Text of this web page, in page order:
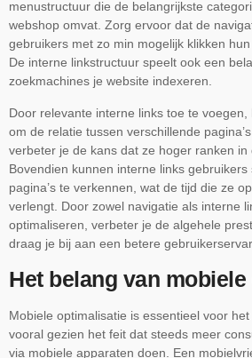
menustructuur die de belangrijkste
webshop omvat. Zorg ervoor dat de
gebruikers met zo min mogelijk klikken
De interne linkstructuur speelt ook een
zoekmachines je website indexeren.
Door relevante interne links toe te
om de relatie tussen verschillende
verbeter je de kans dat ze hoger ranken in
Bovendien kunnen interne links
pagina’s te verkennen, wat de tijd die ze
verlengt. Door zowel navigatie als interne
optimaliseren, verbeter je de algehele
draag je bij aan een betere
Het belang van
Mobiele optimalisatie is essentieel voor
vooral gezien het feit dat steeds meer
via mobiele apparaten doen. Een